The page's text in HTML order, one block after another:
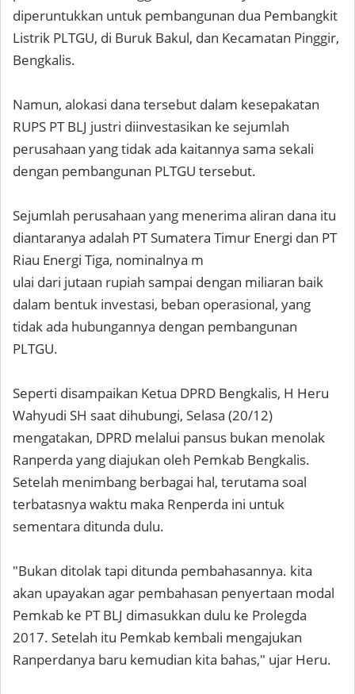
diperuntukkan untuk pembangunan dua Pembangkit
Listrik PLTGU, di Buruk Bakul, dan Kecamatan Pinggir,
Bengkalis.
Namun, alokasi dana tersebut dalam kesepakatan
RUPS PT BLJ justri diinvestasikan ke sejumlah
perusahaan yang tidak ada kaitannya sama sekali
dengan pembangunan PLTGU tersebut.
Sejumlah perusahaan yang menerima aliran dana itu
diantaranya adalah PT Sumatera Timur Energi dan PT
Riau Energi Tiga, nominalnya m
ulai dari jutaan rupiah sampai dengan miliaran baik
dalam bentuk investasi, beban operasional, yang
tidak ada hubungannya dengan pembangunan
PLTGU.
Seperti disampaikan Ketua DPRD Bengkalis, H Heru
Wahyudi SH saat dihubungi, Selasa (20/12)
mengatakan, DPRD melalui pansus bukan menolak
Ranperda yang diajukan oleh Pemkab Bengkalis.
Setelah menimbang berbagai hal, terutama soal
terbatasnya waktu maka Renperda ini untuk
sementara ditunda dulu.
"Bukan ditolak tapi ditunda pembahasannya. kita
akan upayakan agar pembahasan penyertaan modal
Pemkab ke PT BLJ dimasukkan dulu ke Prolegda
2017. Setelah itu Pemkab kembali mengajukan
Ranperdanya baru kemudian kita bahas," ujar Heru.